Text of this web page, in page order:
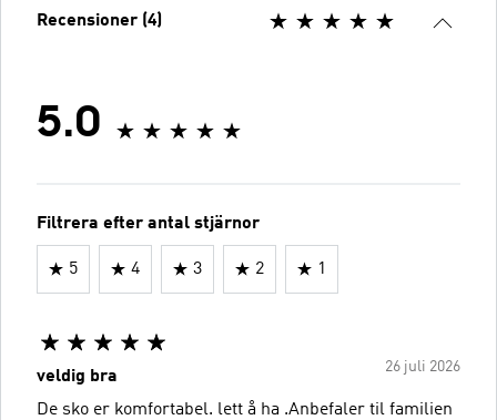
Recensioner (4)
5.0
Filtrera efter antal stjärnor
5 4 3 2 1
26 juli 2026
veldig bra
De sko er komfortabel. lett å ha .Anbefaler til familien